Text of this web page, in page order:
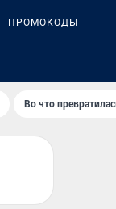
ПРОМОКОДЫ
Во что